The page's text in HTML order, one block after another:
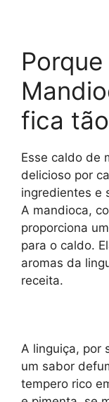
fica
Esse caldo de
delicioso por
ingredientes e
A mandioca,
proporciona
para o caldo.
aromas da
receita.
A linguiça, por
um sabor
tempero rico